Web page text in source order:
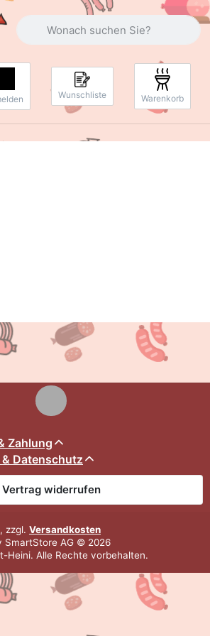
Geben Sie einen Suchbegriff ein.
Wunschliste Warenkorb
Zahlung
Datenschutz
Vertrag widerrufen
zzgl. Versandkosten
SmartStore AG © 2026
Heini. Alle Rechte vorbehalten.